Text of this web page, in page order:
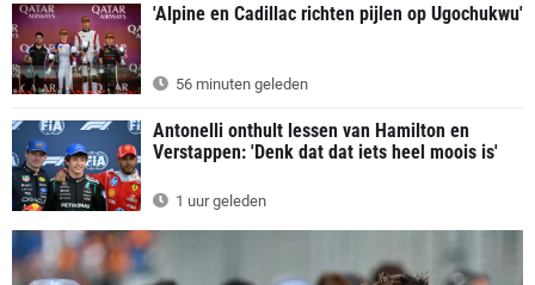
'Alpine en Cadillac richten pijlen op Ugochukwu'
56 minuten geleden
Antonelli onthult lessen van Hamilton en
Verstappen: 'Denk dat dat iets heel moois is'
1 uur geleden